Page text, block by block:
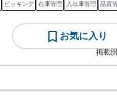
ピッキング 在庫管理 入出庫管理 品質
お気に入り
掲載